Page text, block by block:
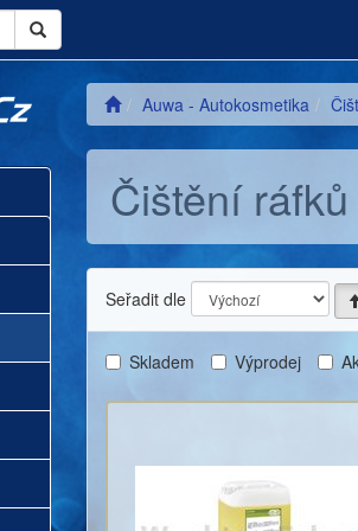
Auwa - Autokosmetika
Čištění ráfků
Seřadit dle
Skladem Výprodej